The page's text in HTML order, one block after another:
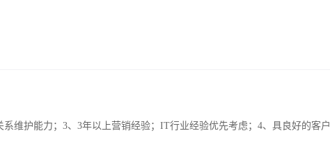
维护能力；3、3年以上营销经验；IT行业经验优先考虑；4、具良好的客户